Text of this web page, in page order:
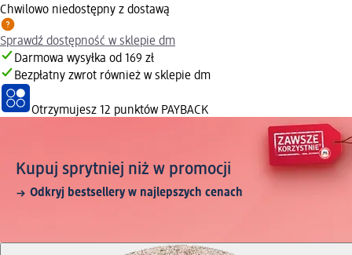
Chwilowo niedostępny z dostawą
Sprawdź dostępność w sklepie dm
Darmowa wysyłka od 169 zł
Bezpłatny zwrot również w sklepie dm
Otrzymujesz 12 punktów PAYBACK
Kupuj sprytniej niż w promocji
Odkryj bestsellery w najlepszych cenach